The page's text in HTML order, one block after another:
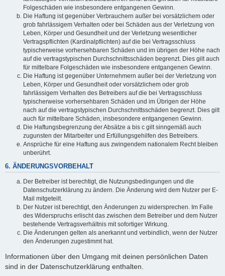
Folgeschäden wie insbesondere entgangenen Gewinn.
Die Haftung ist gegenüber Verbrauchern außer bei vorsätzlichem oder
grob fahrlässigem Verhalten oder bei Schäden aus der Verletzung von
Leben, Körper und Gesundheit und der Verletzung wesentlicher
Vertragspflichten (Kardinalpflichten) auf die bei Vertragsschluss
typischerweise vorhersehbaren Schäden und im übrigen der Höhe nach
auf die vertragstypischen Durchschnittsschäden begrenzt. Dies gilt auch
für mittelbare Folgeschäden wie insbesondere entgangenen Gewinn.
Die Haftung ist gegenüber Unternehmern außer bei der Verletzung von
Leben, Körper und Gesundheit oder vorsätzlichem oder grob
fahrlässigem Verhalten des Betreibers auf die bei Vertragsschluss
typischerweise vorhersehbaren Schäden und im Übrigen der Höhe
nach auf die vertragstypischen Durchschnittsschäden begrenzt. Dies gilt
auch für mittelbare Schäden, insbesondere entgangenen Gewinn.
Die Haftungsbegrenzung der Absätze a bis c gilt sinngemäß auch
zugunsten der Mitarbeiter und Erfüllungsgehilfen des Betreibers.
Ansprüche für eine Haftung aus zwingendem nationalem Recht bleiben
unberührt.
6. ÄNDERUNGSVORBEHALT
Der Betreiber ist berechtigt, die Nutzungsbedingungen und die
Datenschutzerklärung zu ändern. Die Änderung wird dem Nutzer per E-
Mail mitgeteilt.
Der Nutzer ist berechtigt, den Änderungen zu widersprechen. Im Falle
des Widerspruchs erlischt das zwischen dem Betreiber und dem Nutzer
bestehende Vertragsverhältnis mit sofortiger Wirkung.
Die Änderungen gelten als anerkannt und verbindlich, wenn der Nutzer
den Änderungen zugestimmt hat.
Informationen über den Umgang mit deinen persönlichen Daten
sind in der Datenschutzerklärung enthalten.